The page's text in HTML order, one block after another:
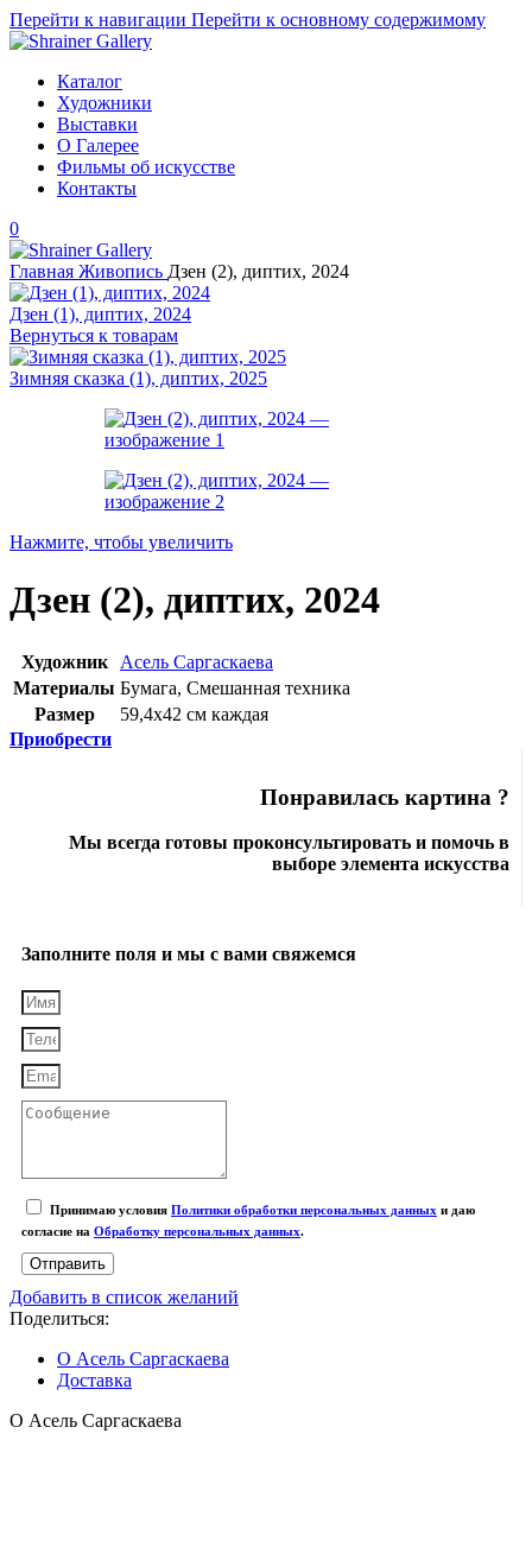
Перейти к навигации Перейти к основному содержимому
Каталог
Художники
Выставки
О Галерее
Фильмы об искусстве
Контакты
0
Главная Живопись Дзен (2), диптих, 2024
Дзен (1), диптих, 2024
Вернуться к товарам
Зимняя сказка (1), диптих, 2025
Нажмите, чтобы увеличить
Дзен (2), диптих, 2024
Художник
Асель Саргаскаева
Материалы Бумага, Смешанная техника
Размер
59,4х42 см каждая
Приобрести
Понравилась картина ?
Мы всегда готовы проконсультировать и помочь в
выборе элемента искусства
Заполните поля и мы с вами свяжемся
Принимаю условия Политики обработки персональных данных и даю
согласие на Обработку персональных данных.
Отправить
Добавить в список желаний
Поделиться:
О Асель Саргаскаева
Доставка
О Асель Саргаскаева